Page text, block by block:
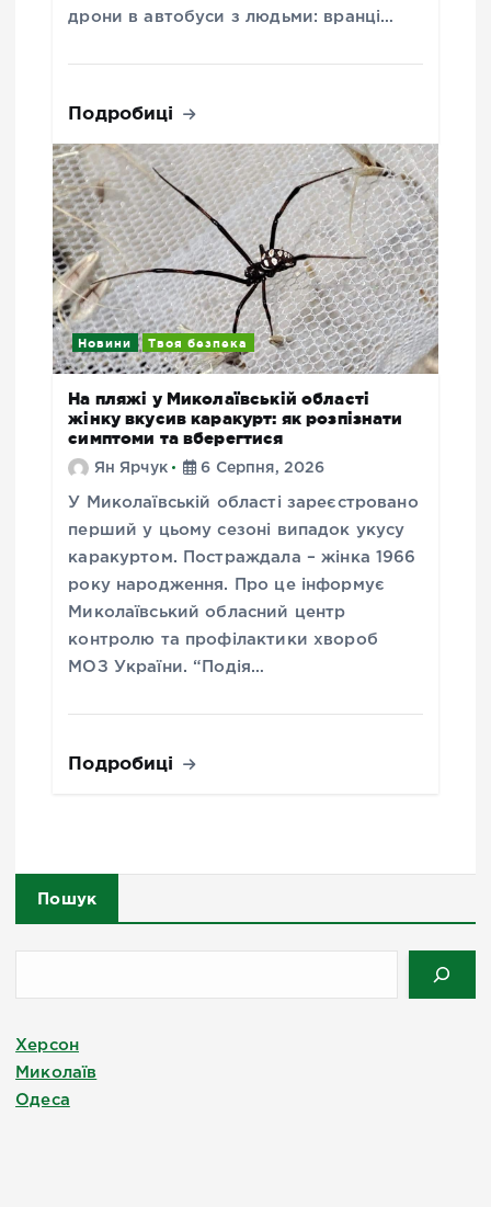
дрони в автобуси з людьми: вранці…
Подробиці
Новини Твоя безпека
На пляжі у Миколаївській області
жінку вкусив каракурт: як розпізнати
симптоми та вберегтися
Ян Ярчук 6 Серпня, 2026
У Миколаївській області зареєстровано
перший у цьому сезоні випадок укусу
каракуртом. Постраждала – жінка 1966
року народження. Про це інформує
Миколаївський обласний центр
контролю та профілактики хвороб
МОЗ України. “Подія…
Подробиці
Пошук
Херсон
Миколаїв
Одеса